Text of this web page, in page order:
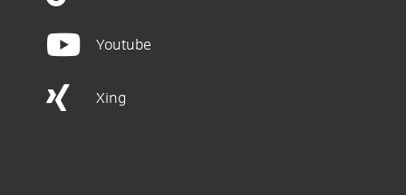
Youtube
Xing